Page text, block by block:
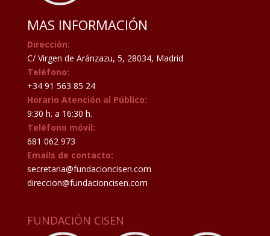
MAS INFORMACIÓN
Dirección:
C/ Virgen de Aránzazu, 5, 28034, Madrid
Teléfono:
+34 91 563 85 24
Horario Atención al Público:
9:30 h. a 16:30 h.
Teléfono móvil:
681 062 973
Emails de contacto:
secretaria@fundacioncisen.com
direccion@fundacioncisen.com
FUNDACIÓN CISEN